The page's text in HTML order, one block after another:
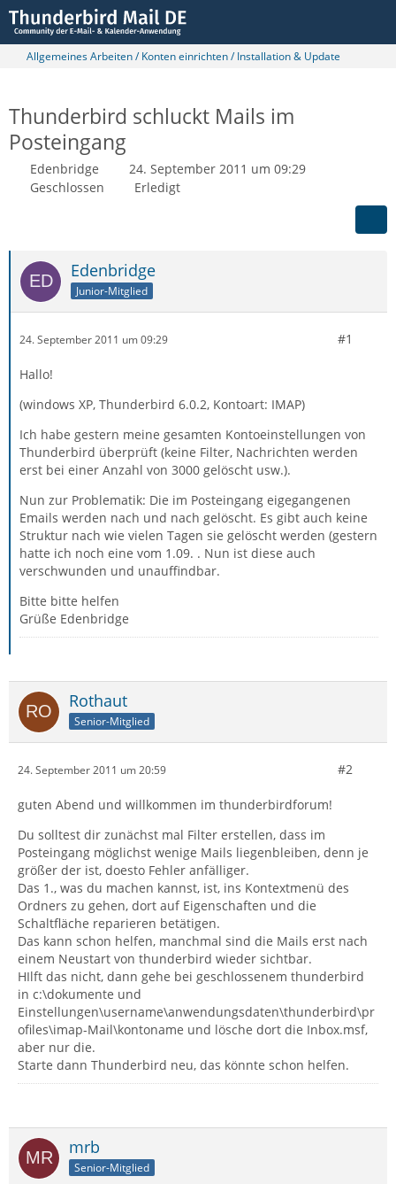
Allgemeines Arbeiten / Konten einrichten / Installation & Update
Thunderbird schluckt Mails im
Posteingang
Edenbridge
24. September 2011 um 09:29
Geschlossen
Erledigt
Edenbridge
Junior-Mitglied
24. September 2011 um 09:29 #1
Hallo!
(windows XP, Thunderbird 6.0.2, Kontoart: IMAP)
Ich habe gestern meine gesamten Kontoeinstellungen von
Thunderbird überprüft (keine Filter, Nachrichten werden
erst bei einer Anzahl von 3000 gelöscht usw.).
Nun zur Problematik: Die im Posteingang eigegangenen
Emails werden nach und nach gelöscht. Es gibt auch keine
Struktur nach wie vielen Tagen sie gelöscht werden (gestern
hatte ich noch eine vom 1.09. . Nun ist diese auch
verschwunden und unauffindbar.
Bitte bitte helfen
Grüße Edenbridge
Rothaut
Senior-Mitglied
24. September 2011 um 20:59 #2
guten Abend und willkommen im thunderbirdforum!
Du solltest dir zunächst mal Filter erstellen, dass im
Posteingang möglichst wenige Mails liegenbleiben, denn je
größer der ist, doesto Fehler anfälliger.
Das 1., was du machen kannst, ist, ins Kontextmenü des
Ordners zu gehen, dort auf Eigenschaften und die
Schaltfläche reparieren betätigen.
Das kann schon helfen, manchmal sind die Mails erst nach
einem Neustart von thunderbird wieder sichtbar.
HIlft das nicht, dann gehe bei geschlossenem thunderbird
in c:\dokumente und
Einstellungen\username\anwendungsdaten\thunderbird\pr
ofiles\imap-Mail\kontoname und lösche dort die Inbox.msf,
aber nur die.
Starte dann Thunderbird neu, das könnte schon helfen.
mrb
Senior-Mitglied